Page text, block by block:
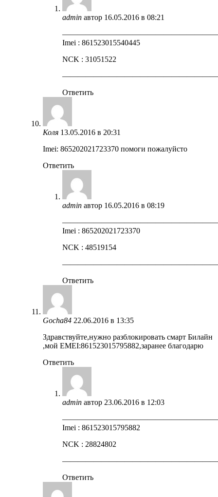
admin автор 16.05.2016 в 08:21
Imei : 861523015540445
NCK : 31051522
Ответить
Коля 13.05.2016 в 20:31
Imei: 865202021723370 помоги пожалуйсто
Ответить
admin автор 16.05.2016 в 08:19
Imei : 865202021723370
NCK : 48519154
Ответить
Gocha84 22.06.2016 в 13:35
Здравствуйте,нужно разблокировать смарт Билайн
,мой EMEI:861523015795882,заранее благодарю
Ответить
admin автор 23.06.2016 в 12:03
Imei : 861523015795882
NCK : 28824802
Ответить